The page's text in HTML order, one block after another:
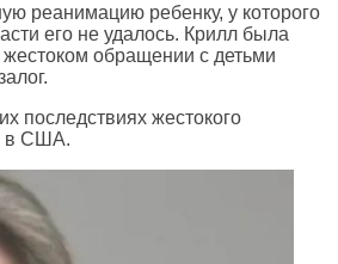
реанимацию ребенку, у которого
его не удалось. Крилл была
обращении с детьми
последствиях жестокого
в США.